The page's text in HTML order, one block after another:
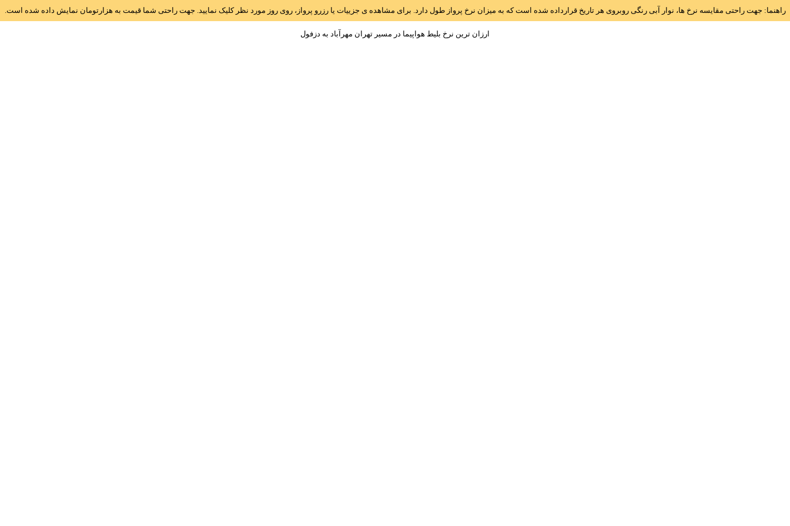
راهنما: جهت راحتی مقایسه نرخ ها، نوار آبی رنگی روبروی هر تاریخ قرارداده شده است که به میزان نرخ پرواز طول دارد. برای مشاهده ی جزییات یا رزرو پرواز، روی روز مورد نظر کلیک نمایید. جهت راحتی شما قیمت به هزارتومان نمایش داده شده است.
ارزان ترین نرخ بلیط هواپیما در مسیر تهران مهرآباد به دزفول